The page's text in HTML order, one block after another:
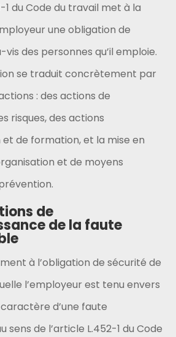
1 du Code du travail met à la
une obligation de
des personnes qu’il emploie.
se traduit concrètement par
: des actions de
risques, des actions
et de formation, et la mise en
et de moyens
de
de la faute
à l’obligation de sécurité de
l’employeur est tenu envers
d’une faute
sens de l’article L.452-1 du Code